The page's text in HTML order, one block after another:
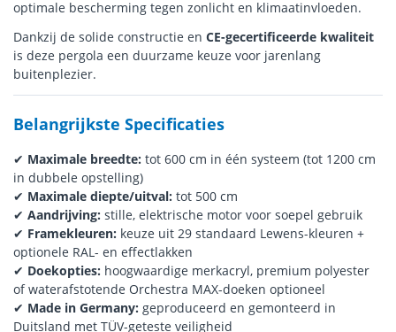
optimale bescherming tegen zonlicht en klimaatinvloeden.
Dankzij de solide constructie en CE-gecertificeerde kwaliteit
is deze pergola een duurzame keuze voor jarenlang
buitenplezier.
Belangrijkste Specificaties
✔ Maximale breedte: tot 600 cm in één systeem (tot 1200 cm
in dubbele opstelling)
✔ Maximale diepte/uitval: tot 500 cm
✔ Aandrijving: stille, elektrische motor voor soepel gebruik
✔ Framekleuren: keuze uit 29 standaard Lewens-kleuren +
optionele RAL- en effectlakken
✔ Doekopties: hoogwaardige merkacryl, premium polyester
of waterafstotende Orchestra MAX-doeken optioneel
✔ Made in Germany: geproduceerd en gemonteerd in
Duitsland met TÜV-geteste veiligheid